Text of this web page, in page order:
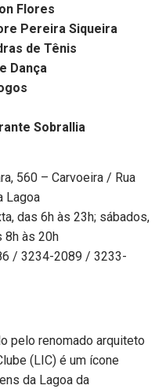
Flores
Pereira Siqueira
de Tênis
Dança
Sobrallia
560 – Carvoeira / Rua
Lagoa
das 6h às 23h; sábados,
8h às 20h
/ 3234-2089 / 3233-
pelo renomado arquiteto
(LIC) é um ícone
da Lagoa da